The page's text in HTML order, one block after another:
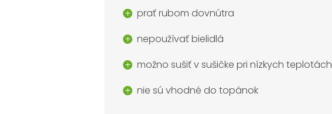
prať rubom dovnútra
nepoužívať bielidlá
možno sušiť v sušičke pri nízkych teplotách
nie sú vhodné do topánok